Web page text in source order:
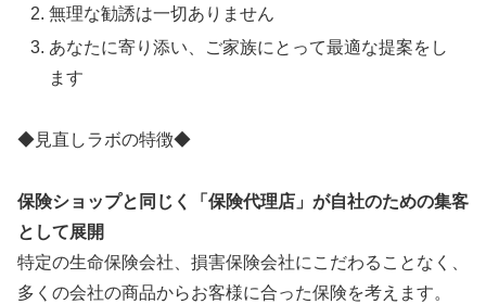
無理な勧誘は一切ありません
あなたに寄り添い、ご家族にとって最適な提案をし
ます
◆見直しラボの特徴◆
保険ショップと同じく「保険代理店」が自社のための集客
として展開
特定の生命保険会社、損害保険会社にこだわることなく、
多くの会社の商品からお客様に合った保険を考えます。